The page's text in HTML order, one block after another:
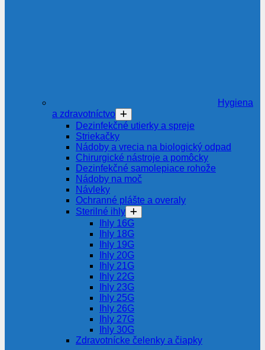
Hygiena
a zdravotníctvo
Dezinfekčné utierky a spreje
Striekačky
Nádoby a vrecia na biologický odpad
Chirurgické nástroje a pomôcky
Dezinfekčné samolepiace rohože
Nádoby na moč
Návleky
Ochranné plášte a overaly
Sterilné ihly
Ihly 16G
Ihly 18G
Ihly 19G
Ihly 20G
Ihly 21G
Ihly 22G
Ihly 23G
Ihly 25G
Ihly 26G
Ihly 27G
Ihly 30G
Zdravotnícke čelenky a čiapky